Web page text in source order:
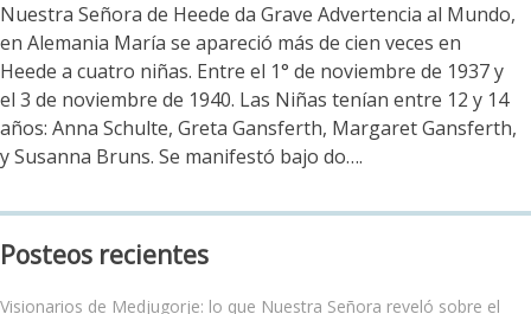
Nuestra Señora de Heede da Grave Advertencia al Mundo,
en Alemania María se apareció más de cien veces en
Heede a cuatro niñas. Entre el 1° de noviembre de 1937 y
el 3 de noviembre de 1940. Las Niñas tenían entre 12 y 14
años: Anna Schulte, Greta Gansferth, Margaret Gansferth,
y Susanna Bruns. Se manifestó bajo do….
Posteos recientes
Visionarios de Medjugorje: lo que Nuestra Señora reveló sobre el